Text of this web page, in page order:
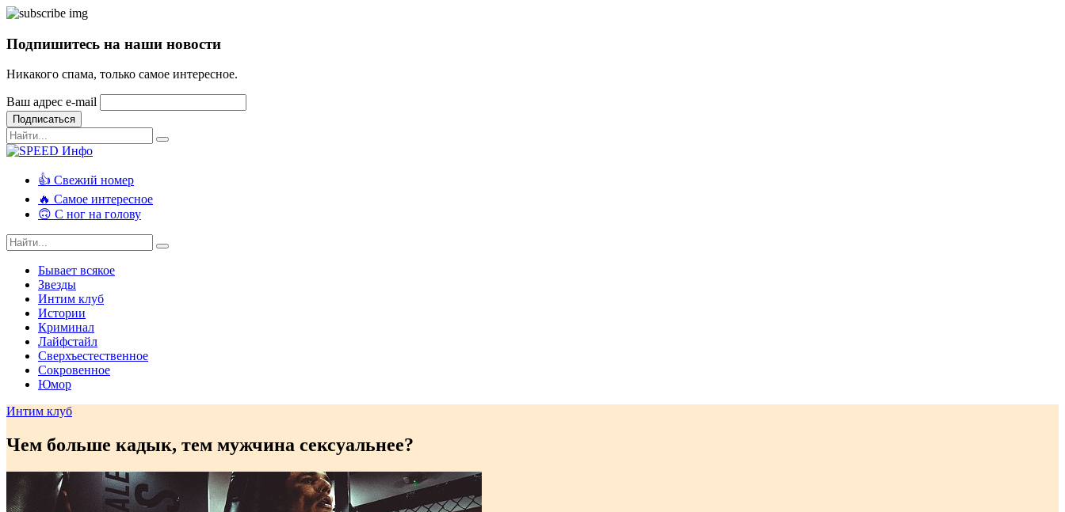
Подпишитесь на наши новости
Никакого спама, только самое интересное.
Ваш адрес e-mail
Подписаться
👍 Свежий номер
🔥 Самое интересное
🙃 С ног на голову
Бывает всякое
Звезды
Интим клуб
Истории
Криминал
Лайфстайл
Сверхъестественное
Сокровенное
Юмор
Интим клуб
Чем больше кадык, тем мужчина сексуальнее?